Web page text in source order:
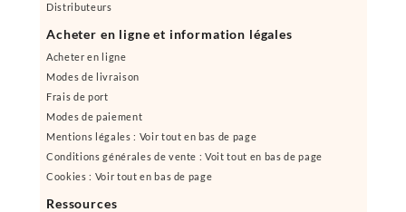
Distributeurs
Acheter en ligne et information légales
Acheter en ligne
Modes de livraison
Frais de port
Modes de paiement
Mentions légales : Voir tout en bas de page
Conditions générales de vente : Voit tout en bas de page
Cookies : Voir tout en bas de page
Ressources